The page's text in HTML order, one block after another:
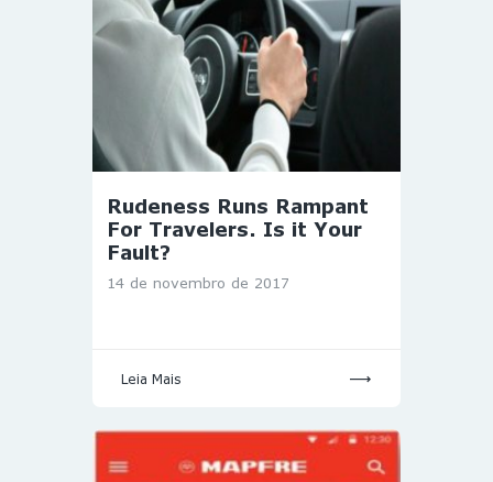
Rudeness Runs Rampant
For Travelers. Is it Your
Fault?
14 de novembro de 2017
Leia Mais